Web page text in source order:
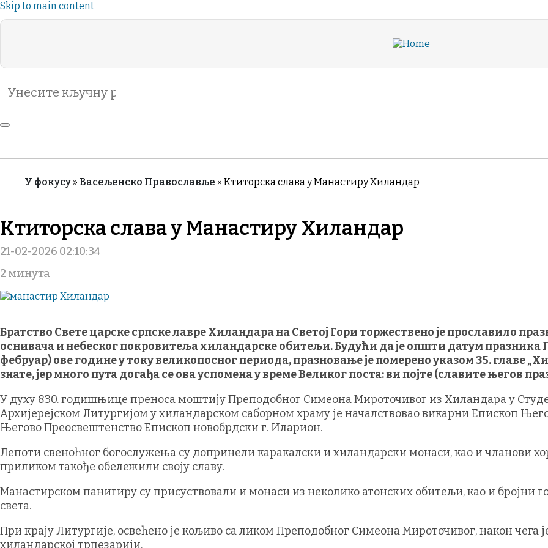
Skip to main content
Header VIDA DE LA IGLESIA
У фокусу Васељенско Православље Kтиторска слава у Манастиру Хиландар
Kтиторска слава у Манастиру Хиландар
21-02-2026 02:10:34
2 минута
Братство Свете царске српске лавре Хиландара на Светој Гори торжествено је прославило
оснивача и небеског покровитеља хиландарске обитељи. Будући да је општи датум
фебруар) ове године у току великопосног периода, празновање је померено указом 35. главе
знате, јер много пута догађа се ова успомена у време Великог поста: ви појте (славите његов
У духу 830. годишњице преноса моштију Преподобног Симеона Мироточивог из Хиландара у
Архијерејском Литургијом у хиландарском саборном храму је началствовао викарни Епископ
Његово Преосвештенство Епископ новобрдски г. Иларион.
Лепоти свеноћног богослужења су допринели каракалски и хиландарски монаси, као и чланови
приликом такође обележили своју славу.
Манастирском панигиру су присуствовали и монаси из неколико атонских обитељи, као и бројни
света.
При крају Литургије, освећено је кољиво са ликом Преподобног Симеона Мироточивог, након чега
хиландарској трпезарији.